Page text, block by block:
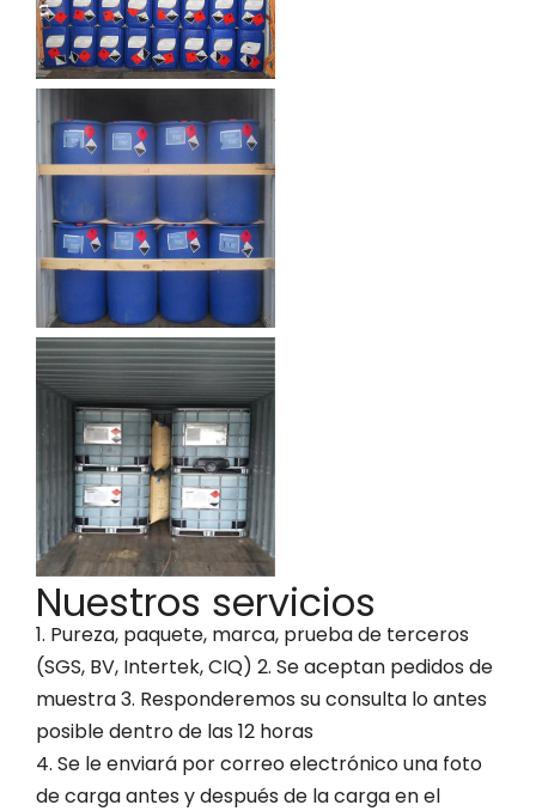
Nuestros servicios
1. Pureza, paquete, marca, prueba de terceros
(SGS, BV, Intertek, CIQ) 2. Se aceptan pedidos de
muestra 3. Responderemos su consulta lo antes
posible dentro de las 12 horas
4. Se le enviará por correo electrónico una foto
de carga antes y después de la carga en el